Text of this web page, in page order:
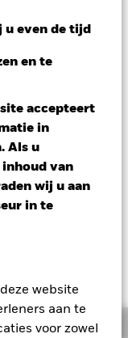
u even de tijd
en te
accepteert
in
Als u
van
wij u aan
in te
website
aan te
voor zowel